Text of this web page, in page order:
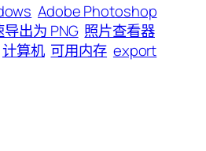
Adobe Photoshop
导出为 PNG 照片查看器
计算机 可用内存 export